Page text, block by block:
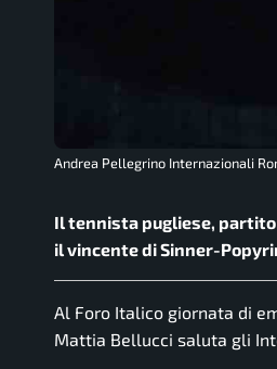
Andrea Pellegrino Internazionali
Il tennista pugliese, partito
il vincente di Sinner-
Al Foro Italico giornata di
Mattia Bellucci saluta gli